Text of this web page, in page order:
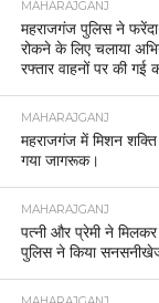
MAHARAJGANJ
महराजगंज पुलिस ने
रोकने के लिए चलाया
रफ्तार वाहनों पर की गई
MAHARAJGANJ
महराजगंज में मिशन
गया जागरूक।
MAHARAJGANJ
पत्नी और प्रेमी ने
पुलिस ने किया